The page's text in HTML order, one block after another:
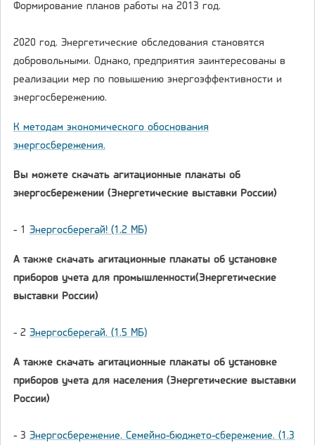
Формирование планов работы на 2013 год.
2020 год. Энергетические обследования становятся
добровольными. Однако, предприятия заинтересованы в
реализации мер по повышению энергоэффективности и
энергосбережению.
К методам экономического обоснования
энергосбережения.
Вы можете скачать агитационные плакаты об
энергосбережении (Энергетические выставки России)
- 1 Энергосберегай! (1.2 МБ)
А также скачать агитационные плакаты об установке
приборов учета для промышленности(Энергетические
выставки России)
- 2 Энергосберегай. (1.5 МБ)
А также скачать агитационные плакаты об установке
приборов учета для населения (Энергетические выставки
России)
- 3 Энергосбережение. Семейно-бюджето-сбережение. (1.3